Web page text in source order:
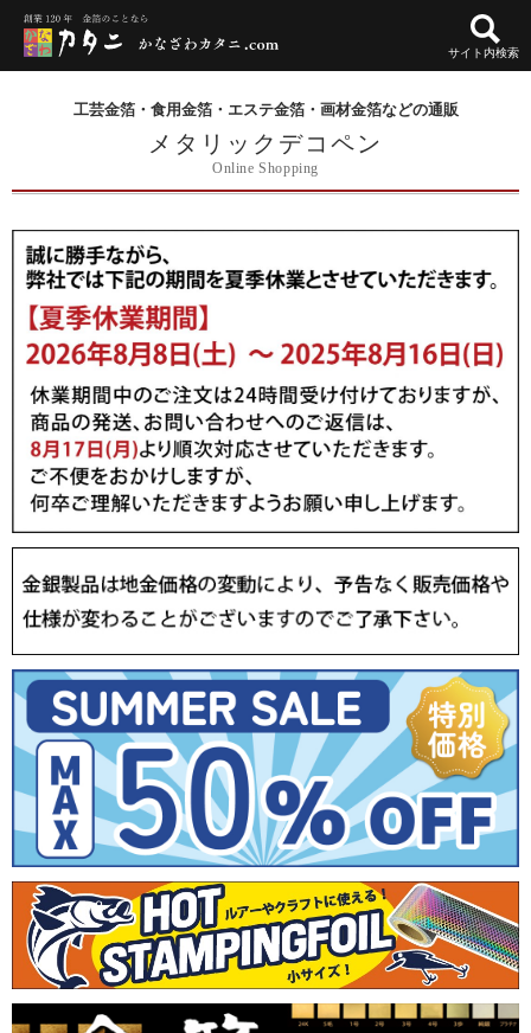
サイト内検索
工芸金箔・食用金箔・エステ金箔・画材金箔などの通販
メタリックデコペン
Online Shopping